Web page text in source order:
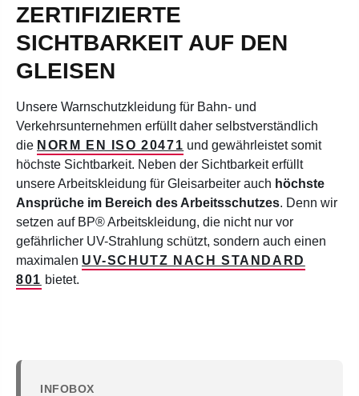
ZERTIFIZIERTE
SICHTBARKEIT AUF DEN
GLEISEN
Unsere Warnschutzkleidung für Bahn- und
Verkehrsunternehmen erfüllt daher selbstverständlich
die NORM EN ISO 20471 und gewährleistet somit
höchste Sichtbarkeit. Neben der Sichtbarkeit erfüllt
unsere Arbeitskleidung für Gleisarbeiter auch höchste
Ansprüche im Bereich des Arbeitsschutzes. Denn wir
setzen auf BP® Arbeitskleidung, die nicht nur vor
gefährlicher UV-Strahlung schützt, sondern auch einen
maximalen UV-SCHUTZ NACH STANDARD
801 bietet.
INFOBOX